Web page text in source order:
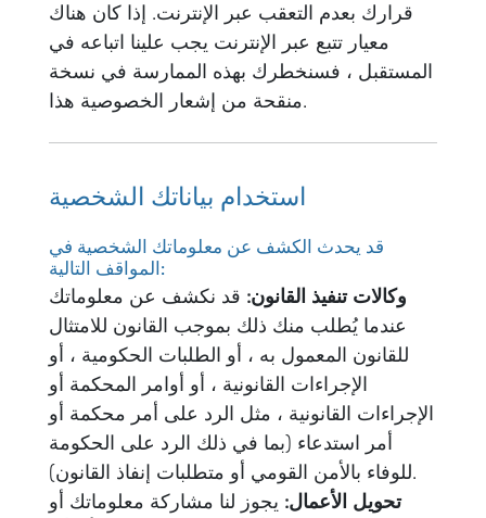
قرارك بعدم التعقب عبر الإنترنت. إذا كان هناك
معيار تتبع عبر الإنترنت يجب علينا اتباعه في
المستقبل ، فسنخطرك بهذه الممارسة في نسخة
منقحة من إشعار الخصوصية هذا.
استخدام بياناتك الشخصية
قد يحدث الكشف عن معلوماتك الشخصية في
المواقف التالية:
وكالات تنفيذ القانون: قد نكشف عن معلوماتك
عندما يُطلب منك ذلك بموجب القانون للامتثال
للقانون المعمول به ، أو الطلبات الحكومية ، أو
الإجراءات القانونية ، أو أوامر المحكمة أو
الإجراءات القانونية ، مثل الرد على أمر محكمة أو
أمر استدعاء (بما في ذلك الرد على الحكومة
للوفاء بالأمن القومي أو متطلبات إنفاذ القانون).
تحويل الأعمال: يجوز لنا مشاركة معلوماتك أو